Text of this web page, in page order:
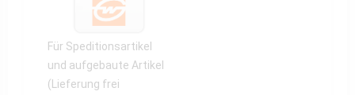
Für Speditionsartikel
und aufgebaute Artikel
(Lieferung frei